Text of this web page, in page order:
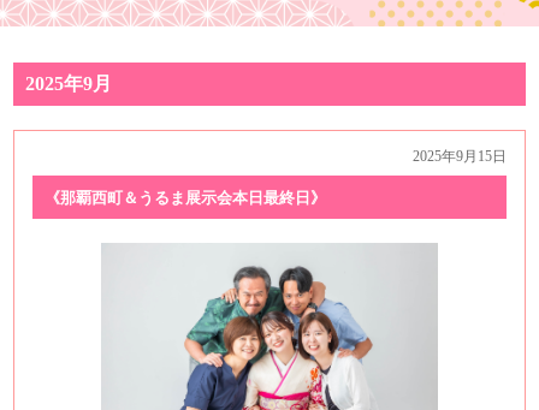
2025年9月
2025年9月15日
《那覇西町＆うるま展示会本日最終日》